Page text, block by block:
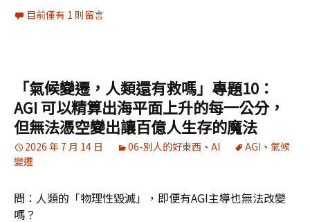
目前僅有 1 則留言
「氣候變遷，人類還有救嗎」專題10：
AGI 可以精算出海平面上升的每一公分，
但無法憑空變出讓百億人生存的魔法
2026 年 7 月 14 日 06-別人的好東西 、 AI AGI 、 氣候
變遷
問：人類的「物理性毀滅」，即便有AGI主導也無法改變
嗎？